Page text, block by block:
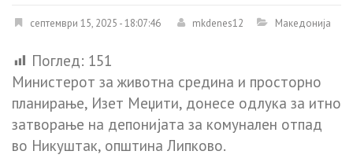
септември 15, 2025 - 18:07:46 mkdenes12 Македонија
Поглед: 151
Министерот за животна средина и просторно
планирање, Изет Меџити, донесе одлука за итно
затворање на депонијата за комунален отпад
во Никуштак, општина Липково.